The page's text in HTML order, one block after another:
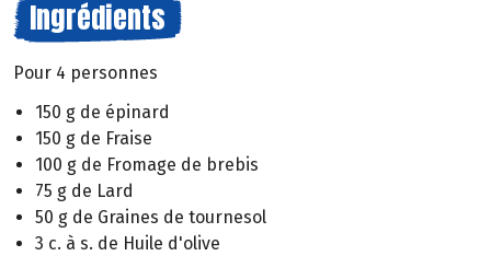
Ingrédients
Pour 4 personnes
150 g de épinard
150 g de Fraise
100 g de Fromage de brebis
75 g de Lard
50 g de Graines de tournesol
3 c. à s. de Huile d'olive